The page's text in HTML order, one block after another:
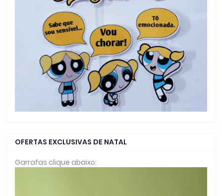
OFERTAS EXCLUSIVAS DE NATAL
Garrafas clique abaixo: